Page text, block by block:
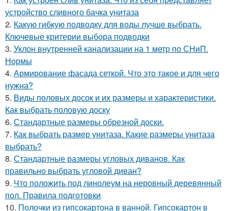
устройство сливного бачка унитаза
2. Какую гибкую подводку для воды лучше выбрать.
Ключевые критерии выбора подводки
3. Уклон внутренней канализации на 1 метр по СНиП.
Нормы
4. Армирование фасада сеткой. Что это такое и для чего
нужна?
5. Виды половых досок и их размеры и характеристики.
Как выбрать половую доску
6. Стандартные размеры обрезной доски.
7. Как выбрать размер унитаза. Какие размеры унитаза
выбрать?
8. Стандартные размеры угловых диванов. Как
правильно выбрать угловой диван?
9. Что положить под линолеум на неровный деревянный
пол. Правила подготовки
10. Полочки из гипсокартона в ванной. Гипсокартон в